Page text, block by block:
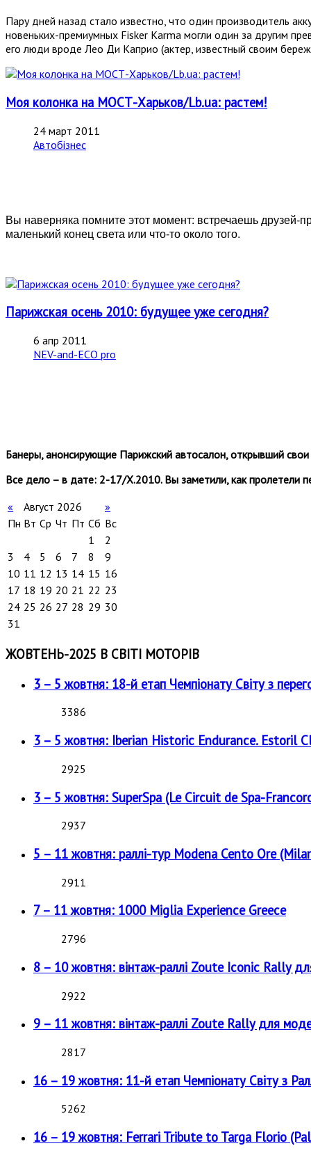
Пару дней назад стало известно, что один производитель
новеньких-премиумных Fisker Karma могли один за другим
его люди вроде Лео Ди Каприо (актер, известный своим
Моя колонка на МОСТ-Харьков/Lb.ua: растем!
24 март 2011
Автобізнес
Вы наверняка помните этот момент: встречаешь друзей-
маленький конец света или что-то около того.
Парижская осень 2010: будущее уже сегодня?
6 апр 2011
NEV-and-ECO pro
Банеры, анонсирующие Парижский автосалон, открывший
Все дело – в дате: 2-17/Х.2010. Вы заметили, как пролетели
«
Август 2026
»
Пн Вт Ср Чт Пт Сб Вс
1
2
3
4 5 6 7 8
9
10 11 12 13 14 15 16
17 18 19 20 21 22 23
24 25 26 27 28 29 30
31
ЖОВТЕНЬ-2025 В СВІТІ МОТОРІВ
3 – 5 жовтня: 18-й етап Чемпіонату Світу з
3386
3 – 5 жовтня: Iberian Historic Endurance. Estoril
2925
3 – 5 жовтня: SuperSpa (Le Circuit de Spa-
2937
5 – 11 жовтня: раллі-тур Modena Cento Ore
2911
7 – 11 жовтня: 1000 Miglia Experience Greece
2796
8 – 10 жовтня: вінтаж-раллі Zoute Iconic Rally
2922
9 – 11 жовтня: вінтаж-раллі Zoute Rally для
2817
16 – 19 жовтня: 11-й етап Чемпіонату Світу з
5262
16 – 19 жовтня: Ferrari Tribute to Targa Florio